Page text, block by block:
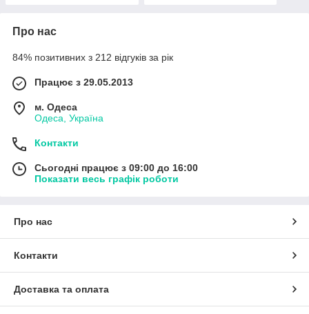
Про нас
84% позитивних з 212 відгуків за рік
Працює з 29.05.2013
м. Одеса
Одеса, Україна
Контакти
Сьогодні працює з 09:00 до 16:00
Показати весь графік роботи
Про нас
Контакти
Доставка та оплата